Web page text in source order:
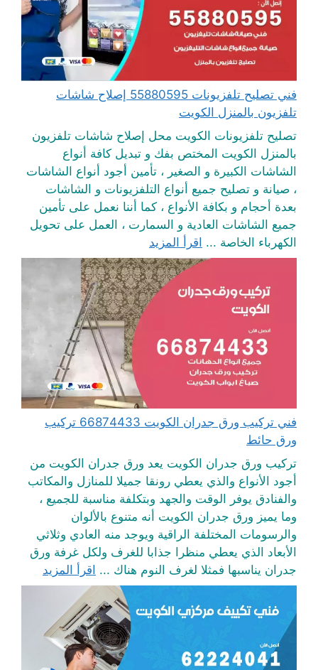
فني تصليح تلفزيونات 55880595 إصلاح شاشات
تلفزيون بالمنزل الكويت
تصليح تلفزيونات الكويت محل إصلاح شاشات تلفزيون
بالمنزل الكويت المختص بفك و تبديل كافة أنواع
الشاشات الكبيرة و الصغير ، تأمين أجود أنواع الشاشات
، صيانة و تصليح جميع أنواع التلفزيونات و الشاشات
بعدة أحجام و بكافة الأنواع ، كما أننا نعمل على تأمين
جميع الشاشات العادية و السمارت ، العمل على تحويل
الكهرباء الخاصة ... اقرأ المزيد
فني تركيب ورق جدران الكويت 66874433 تركيب
ورق حائط
تركيب ورق جدران الكويت يعد ورق جدران الكويت من
أجود الأنواع والذي يعطي رونقا جميلا للمنازل والمكاتب
والفنادق يوفر الوقت والجهد وبتكلفة مناسبة للجميع ،
وما يميز ورق جدران الكويت أنه متنوع بالألوان
والرسومات المختلفة الراقية ويوجد منه العادي وثلاثي
الأبعاد الذي يعطي منظرا جذابا للغرف ولكل غرفة ورق
جدران يناسبها فمثلا لغرف النوم هناك ... اقرأ المزيد